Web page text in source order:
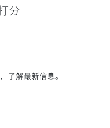
分
了解最新信息。